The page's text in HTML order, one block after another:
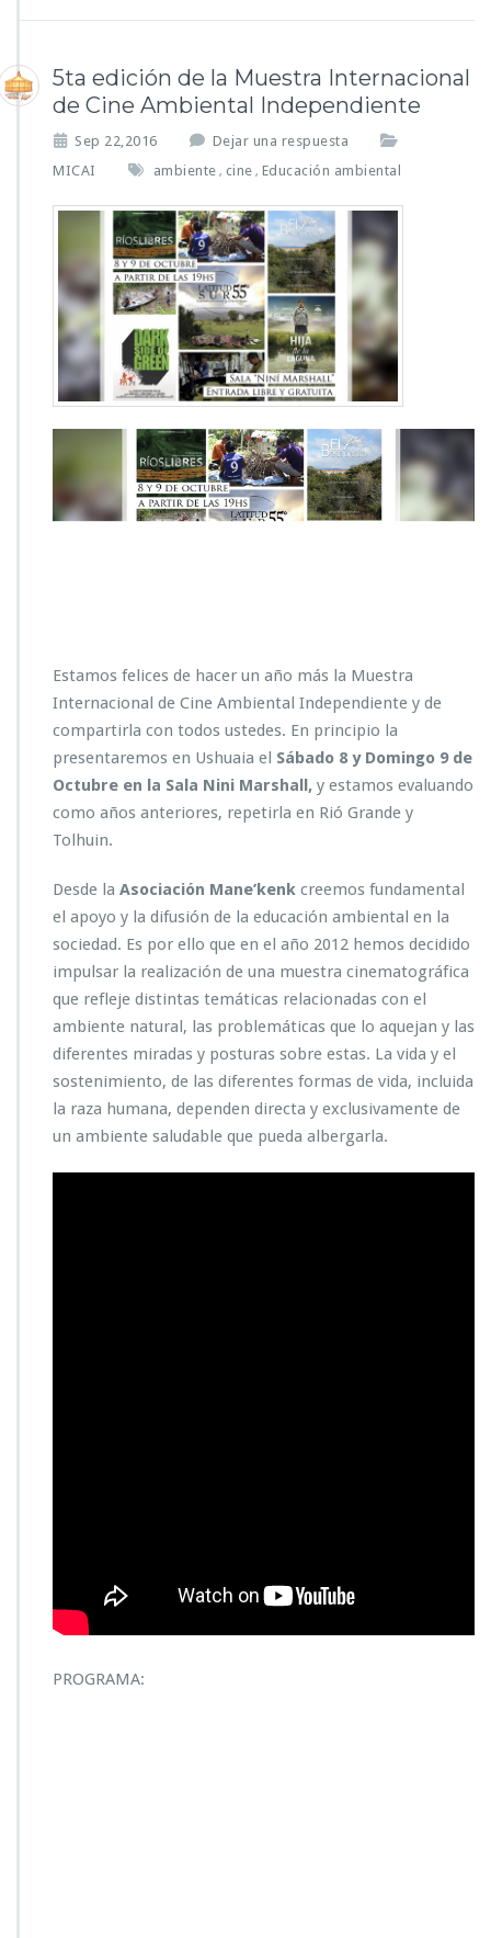
5ta edición de la Muestra Internacional
de Cine Ambiental Independiente
Sep 22,2016
Dejar una respuesta
MICAI
ambiente , cine , Educación ambiental
Estamos felices de hacer un año más la Muestra
Internacional de Cine Ambiental Independiente y de
compartirla con todos ustedes. En principio la
presentaremos en Ushuaia el Sábado 8 y Domingo 9 de
Octubre en la Sala Nini Marshall, y estamos evaluando
como años anteriores, repetirla en Rió Grande y
Tolhuin.
Desde la Asociación Mane’kenk creemos fundamental
el apoyo y la difusión de la educación ambiental en la
sociedad. Es por ello que en el año 2012 hemos decidido
impulsar la realización de una muestra cinematográfica
que refleje distintas temáticas relacionadas con el
ambiente natural, las problemáticas que lo aquejan y las
diferentes miradas y posturas sobre estas. La vida y el
sostenimiento, de las diferentes formas de vida, incluida
la raza humana, dependen directa y exclusivamente de
un ambiente saludable que pueda albergarla.
PROGRAMA: